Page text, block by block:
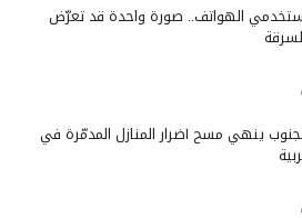
الهواتف.. صورة واحدة قد تعرّض
ينهي مسح أضرار المنازل المدمّرة في